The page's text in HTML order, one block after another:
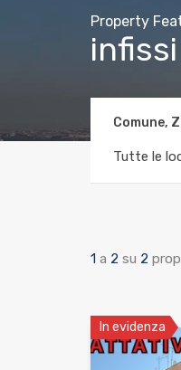
Property
Comune,
Tutte le
1 a 2 su 2
In evidenza